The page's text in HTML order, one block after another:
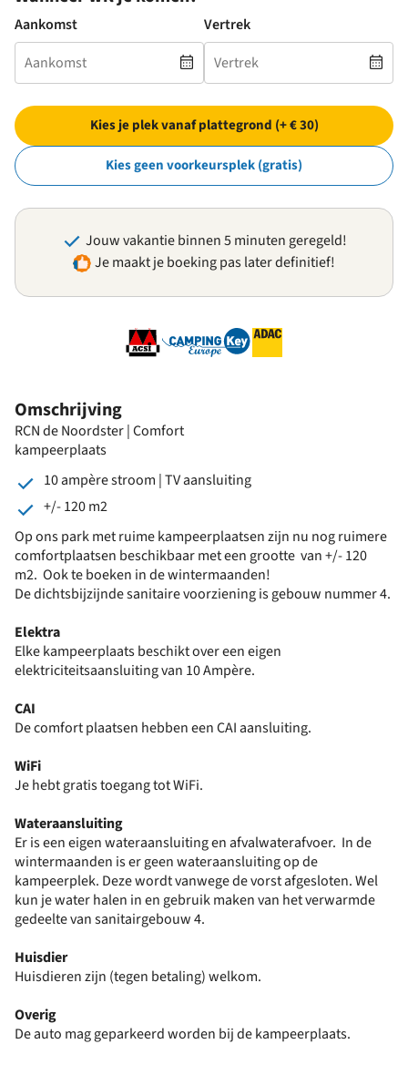
Omschrijving
RCN de Noordster | Comfort
kampeerplaats
10 ampère stroom | TV aansluiting
+/- 120 m2
Op ons park met ruime kampeerplaatsen zijn nu nog ruimere
comfortplaatsen beschikbaar met een grootte van +/- 120
m2. Ook te boeken in de wintermaanden!
De dichtsbijzijnde sanitaire voorziening is gebouw nummer 4.
Elektra
Elke kampeerplaats beschikt over een eigen
elektriciteitsaansluiting van 10 Ampère.
CAI
De comfort plaatsen hebben een CAI aansluiting.
WiFi
Je hebt gratis toegang tot WiFi.
Wateraansluiting
Er is een eigen wateraansluiting en afvalwaterafvoer. In de
wintermaanden is er geen wateraansluiting op de
kampeerplek. Deze wordt vanwege de vorst afgesloten. Wel
kun je water halen in en gebruik maken van het verwarmde
gedeelte van sanitairgebouw 4.
Huisdier
Huisdieren zijn (tegen betaling) welkom.
Overig
De auto mag geparkeerd worden bij de kampeerplaats.
Aankomst Vertrek
Kies je plek vanaf plattegrond (+ € 30)
Kies geen voorkeursplek (gratis)
Jouw vakantie binnen 5 minuten geregeld!
Je maakt je boeking pas later definitief!